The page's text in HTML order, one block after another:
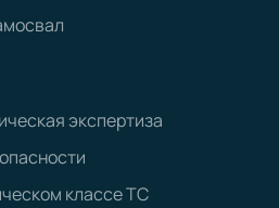
экспертиза
классе ТС